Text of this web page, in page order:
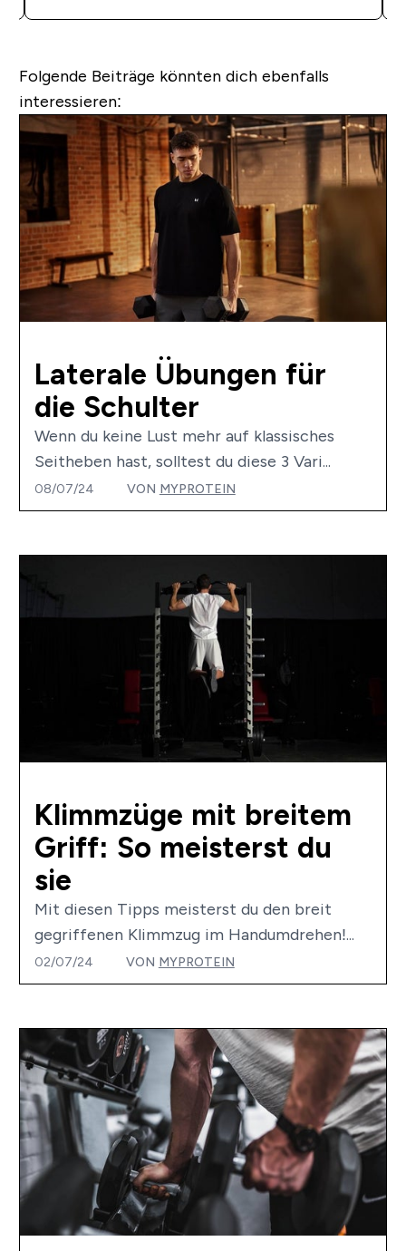
Folgende Beiträge könnten dich ebenfalls
interessieren:
Laterale Übungen für
die Schulter
Wenn du keine Lust mehr auf klassisches
Seitheben hast, solltest du diese 3 Vari...
08/07/24 VON MYPROTEIN
Klimmzüge mit breitem
Griff: So meisterst du
sie
Mit diesen Tipps meisterst du den breit
gegriffenen Klimmzug im Handumdrehen!...
02/07/24 VON MYPROTEIN